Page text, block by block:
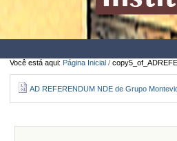
Você está aqui: Página Inicial /
AD REFERENDUM NDE de Grupo